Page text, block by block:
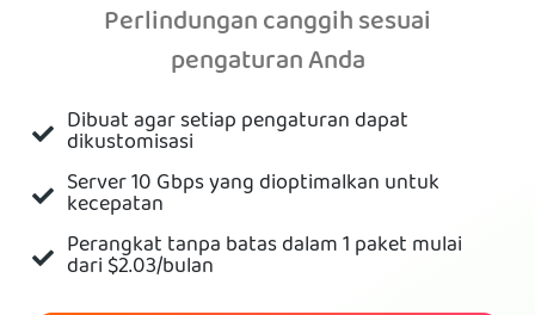
Dapatkan VPN PIA
Perlindungan canggih sesuai
pengaturan Anda
Dibuat agar setiap pengaturan dapat
dikustomisasi
Server 10 Gbps yang dioptimalkan untuk
kecepatan
Perangkat tanpa batas dalam 1 paket mulai
dari$2.03/bulan